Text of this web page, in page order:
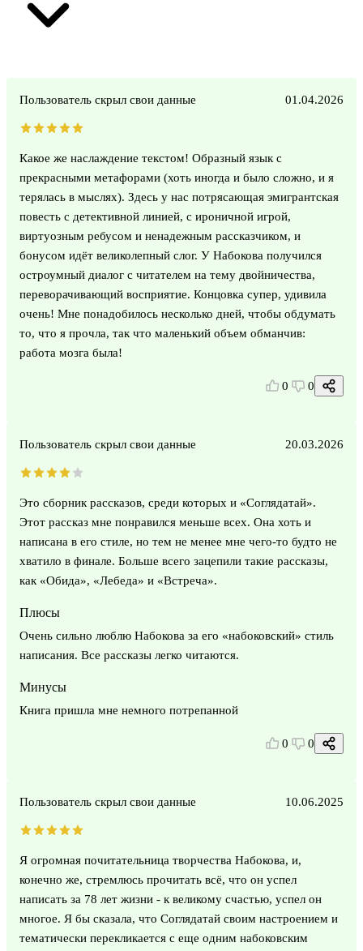
Пользователь скрыл свои данные 01.04.2026
Какое же наслаждение текстом! Образный язык с
прекрасными метафорами (хоть иногда и было сложно, и я
терялась в мыслях). Здесь у нас потрясающая эмигрантская
повесть с детективной линией, с ироничной игрой,
виртуозным ребусом и ненадежным рассказчиком, и
бонусом идёт великолепный слог. У Набокова получился
остроумный диалог с читателем на тему двойничества,
переворачивающий восприятие. Концовка супер, удивила
очень! Мне понадобилось несколько дней, чтобы обдумать
то, что я прочла, так что маленький объем обманчив:
работа мозга была!
0 0
Пользователь скрыл свои данные 20.03.2026
Это сборник рассказов, среди которых и «Соглядатай».
Этот рассказ мне понравился меньше всех. Она хоть и
написана в его стиле, но тем не менее мне чего-то будто не
хватило в финале. Больше всего зацепили такие рассказы,
как «Обида», «Лебеда» и «Встреча».
Плюсы
Очень сильно люблю Набокова за его «набоковский» стиль
написания. Все рассказы легко читаются.
Минусы
Книга пришла мне немного потрепанной
0 0
Пользователь скрыл свои данные 10.06.2025
Я огромная почитательница творчества Набокова, и,
конечно же, стремлюсь прочитать всё, что он успел
написать за 78 лет жизни - к великому счастью, успел он
многое. Я бы сказала, что Соглядатай своим настроением и
тематически перекликается с еще одним набоковским